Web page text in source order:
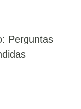
Perguntas